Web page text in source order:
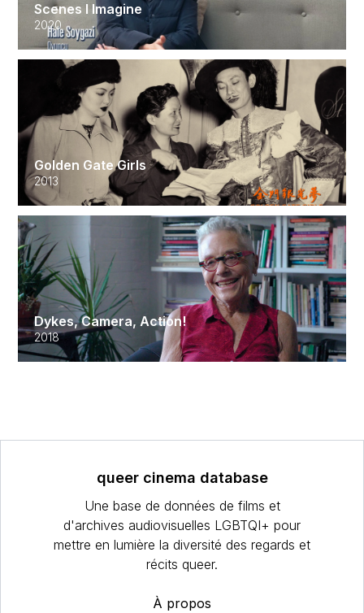
Scenes I Imagine
2020
Golden Gate Girls
2013
Dykes, Camera, Action!
2018
queer cinema database
Une base de données de films et
d'archives audiovisuelles LGBTQI+ pour
mettre en lumière la diversité des regards et
récits queer.
À propos